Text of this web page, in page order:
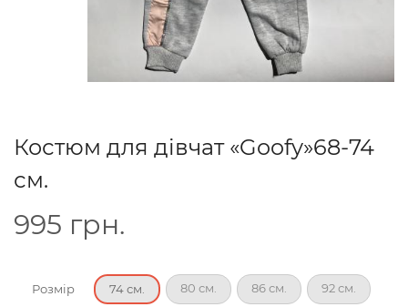
Костюм для дівчат «Goofy»68-74
см.
995 грн.
Розмір 74 см. 80 см. 86 см. 92 см.